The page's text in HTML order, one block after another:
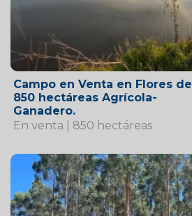
Campo en Venta en Flores de
850 hectáreas Agrícola-
Ganadero.
En venta | 850 hectáreas